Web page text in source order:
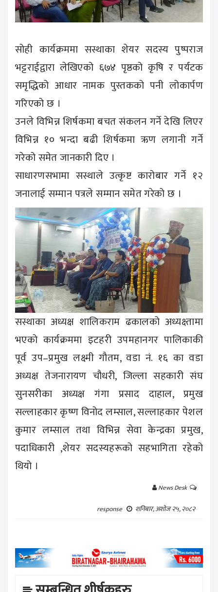
सोही कार्यक्रममा सस्थाका शेयर सदस्य पुष्पराज
भट्टराईद्वारा लेखिएको ६७४ पृष्ठको कृषि र पर्यटक
समृद्धिको आधार नामक पुस्तकको पनी लोकार्पण
गरिएको छ ।
उनले विभिन्न शिर्षकमा बचत संकलन गर्ने देखि लिएर
विभिन्न १० भन्दा बढी शिर्षकमा ऋण लगानी गर्ने
गरेको समेत जानकारी दिए ।
साधारणसभामा सस्थाले उत्कृष्ट कारोबार गर्ने १२
जनालाई सम्मान पत्रले सम्मान समेत गरेको छ ।
सस्थाका अध्यक्ष शालिकराम ढकालको अध्यक्ष्तामा
भएको कार्यक्रममा इटहरी उपमहानगर पालिकाकी
पूर्व उप–प्रमुख लक्ष्मी गौतम, वडा नं. १६ का वडा
अध्यक्ष तेजनारायण चौधरी, जिल्ला सहकारी संघ
सुनसरीका अध्यक्ष गंगा प्रसाद दाहाल, प्रमुख
सल्लाहकार कृष्ण विनोद लम्साल, सल्लाहकार पेशल
कुमार लम्साल तथा विभिन्न सेवा केन्द्रका प्रमुख,
पदाधिकारी ,शेयर सदस्यहरूको सहभागिता रहेको
थियो ।
News Desk
response
शनिबार, अशोज २५, २०८२